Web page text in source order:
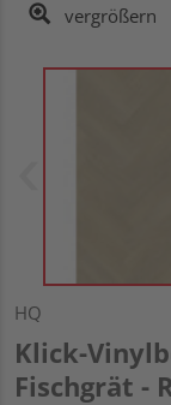
vergrößern
HQ
Klick-
Fischgrät -